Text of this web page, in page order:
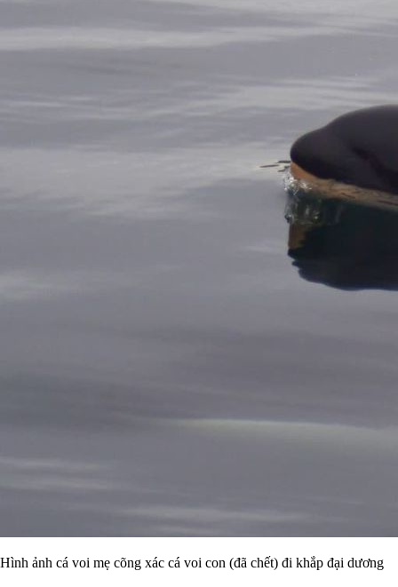
Hình ảnh cá voi mẹ cõng xác cá voi con (đã chết) đi khắp đại dương